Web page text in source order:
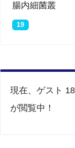
腸内細菌叢
19
現在、ゲスト
が閲覧中！